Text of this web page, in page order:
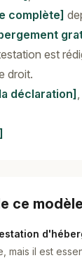
complète]
est
droit.
déclaration]
ce
mais il est